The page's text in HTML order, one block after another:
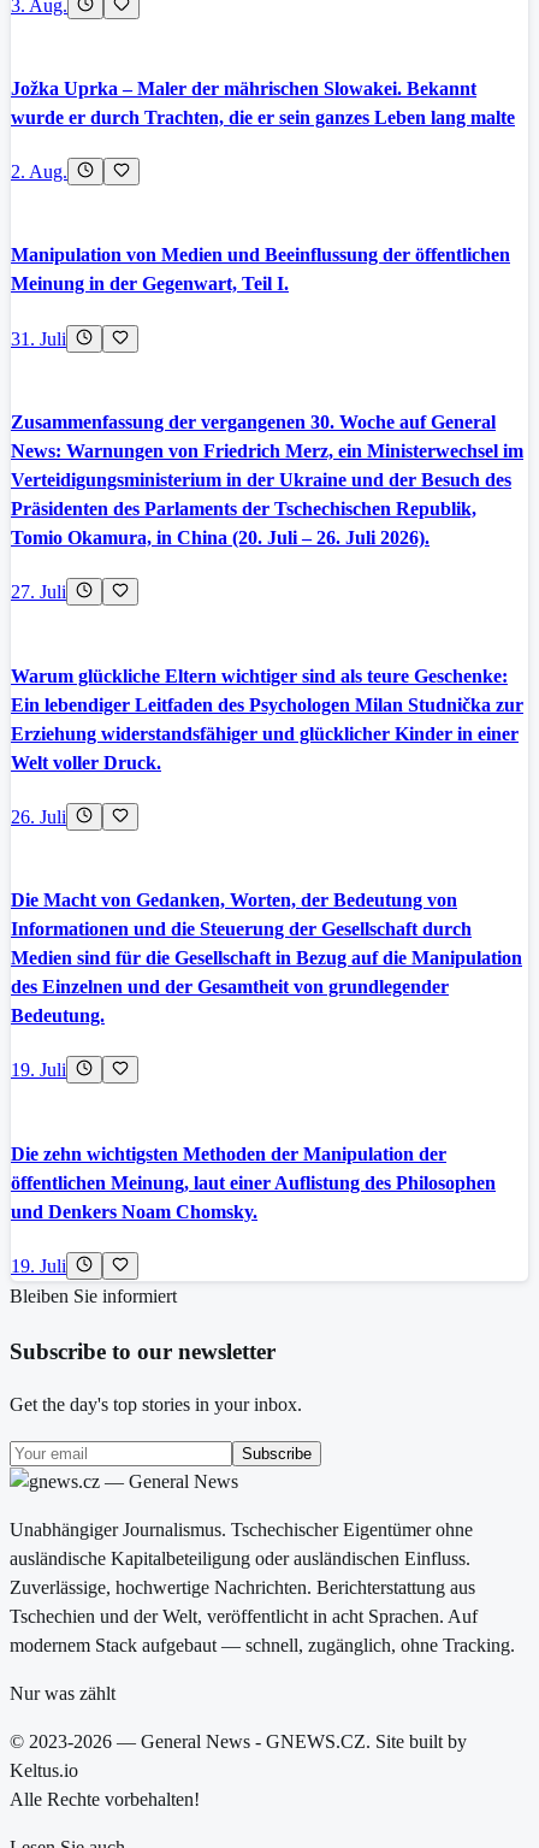
3. Aug.
Jožka Uprka – Maler der mährischen Slowakei. Bekannt
wurde er durch Trachten, die er sein ganzes Leben lang malte
2. Aug.
Manipulation von Medien und Beeinflussung der öffentlichen
Meinung in der Gegenwart, Teil I.
31. Juli
Zusammenfassung der vergangenen 30. Woche auf General
News: Warnungen von Friedrich Merz, ein Ministerwechsel im
Verteidigungsministerium in der Ukraine und der Besuch des
Präsidenten des Parlaments der Tschechischen Republik,
Tomio Okamura, in China (20. Juli – 26. Juli 2026).
27. Juli
Warum glückliche Eltern wichtiger sind als teure Geschenke:
Ein lebendiger Leitfaden des Psychologen Milan Studnička zur
Erziehung widerstandsfähiger und glücklicher Kinder in einer
Welt voller Druck.
26. Juli
Die Macht von Gedanken, Worten, der Bedeutung von
Informationen und die Steuerung der Gesellschaft durch
Medien sind für die Gesellschaft in Bezug auf die Manipulation
des Einzelnen und der Gesamtheit von grundlegender
Bedeutung.
19. Juli
Die zehn wichtigsten Methoden der Manipulation der
öffentlichen Meinung, laut einer Auflistung des Philosophen
und Denkers Noam Chomsky.
19. Juli
Bleiben Sie informiert
Subscribe to our newsletter
Get the day's top stories in your inbox.
Subscribe
Unabhängiger Journalismus. Tschechischer Eigentümer ohne
ausländische Kapitalbeteiligung oder ausländischen Einfluss.
Zuverlässige, hochwertige Nachrichten. Berichterstattung aus
Tschechien und der Welt, veröffentlicht in acht Sprachen. Auf
modernem Stack aufgebaut — schnell, zugänglich, ohne Tracking.
Nur was zählt
© 2023-2026 — General News - GNEWS.CZ. Site built by
Keltus.io
Alle Rechte vorbehalten!